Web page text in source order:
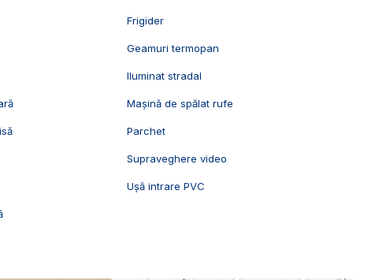
Frigider
Geamuri termopan
Iluminat stradal
Mașină de spălat rufe
Parchet
Supraveghere video
Ușă intrare PVC